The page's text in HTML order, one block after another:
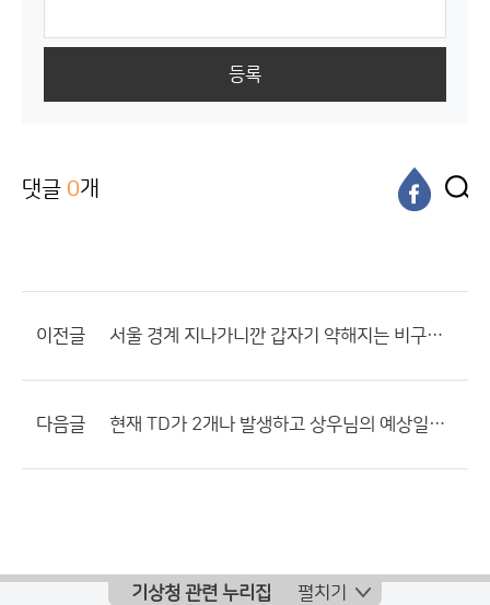
등록
댓글 0개
이전글 서울 경계 지나가니깐 갑자기 약해지는 비구름 ㅋㅋㅋ
다음글 현재 TD가 2개나 발생하고 상우님의 예상일기도, 호중님의 그림을보니...
기상청 관련 누리집 펼치기